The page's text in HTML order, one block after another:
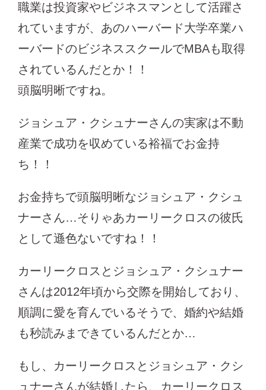
職業は投資家やビジネスマンとして活躍さ
れていますが、あのハーバード大学卒業ハ
ーバードのビジネススクールでMBAも取得
されているんだとか！！
頭脳明晰ですね。
ジョシュア・クシュナーさんの実家は不動
産業で成功を収めている裕福でお金持
ち！！
お金持ちで頭脳明晰なジョシュア・クシュ
ナーさん…そりゃあカーリークロスの彼氏
として遜色ないですね！！
カーリークロスとジョシュア・クシュナー
さんは2012年頃から交際を開始しており、
順調に愛を育んでいるそうで、婚約や結婚
も秒読みまできているんだとか…
もし、カーリークロスとジョシュア・クシ
ュナーさんが結婚したら、カーリークロス